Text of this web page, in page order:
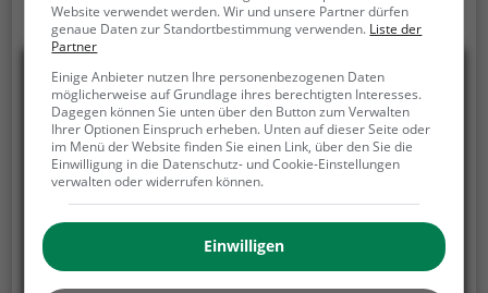
gesichert durch ein ausgeklügeltes
Sicherungssystem.
Website verwendet werden. Wir und unsere Partner dürfen
genaue Daten zur Standortbestimmung verwenden. Liste der
Partner
Einige Anbieter nutzen Ihre personenbezogenen Daten
möglicherweise auf Grundlage ihres berechtigten Interesses.
Dagegen können Sie unten über den Button zum Verwalten
Ihrer Optionen Einspruch erheben. Unten auf dieser Seite oder
im Menü der Website finden Sie einen Link, über den Sie die
Einwilligung in die Datenschutz- und Cookie-Einstellungen
verwalten oder widerrufen können.
Einwilligen